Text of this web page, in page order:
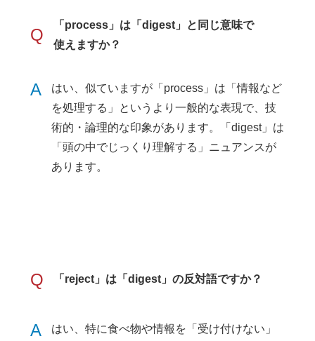
Q
「process」は「digest」と同じ意味で
使えますか？
A
はい、似ていますが「process」は「情報など
を処理する」というより一般的な表現で、技
術的・論理的な印象があります。「digest」は
「頭の中でじっくり理解する」ニュアンスが
あります。
Q 「reject」は「digest」の反対語ですか？
A
はい、特に食べ物や情報を「受け付けない」